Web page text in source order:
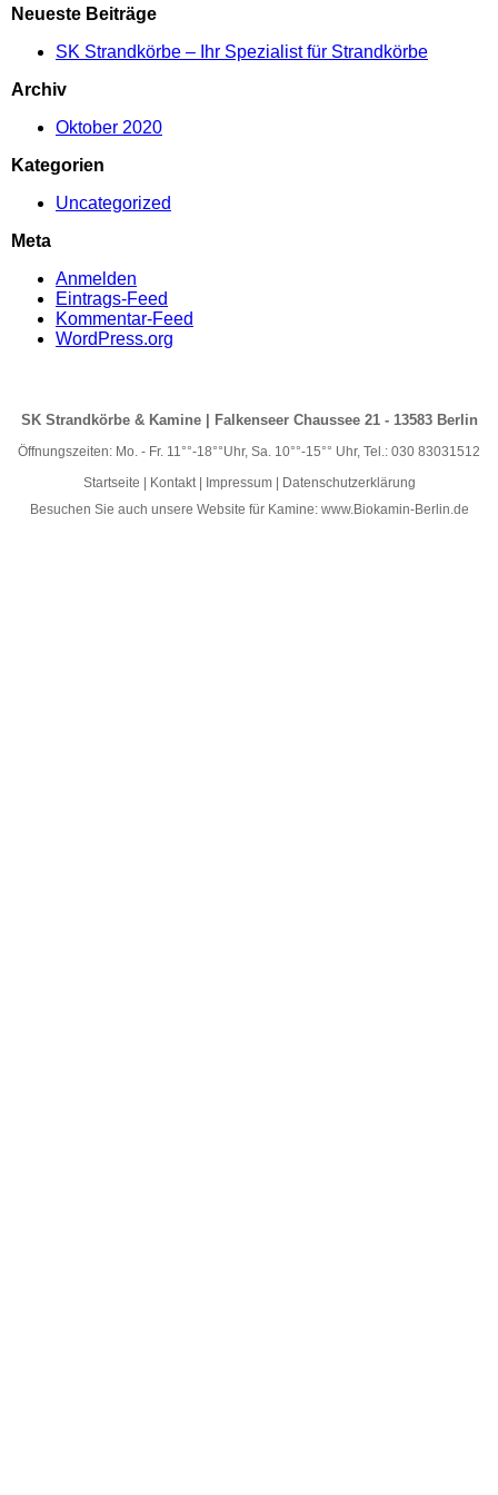
navigation
Neueste Beiträge
SK Strandkörbe – Ihr Spezialist für Strandkörbe
Archiv
Oktober 2020
Kategorien
Uncategorized
Meta
Anmelden
Eintrags-Feed
Kommentar-Feed
WordPress.org
SK Strandkörbe & Kamine | Falkenseer Chaussee 21 - 13583 Berlin
Öffnungszeiten: Mo. - Fr. 11°°-18°°Uhr, Sa. 10°°-15°° Uhr, Tel.: 030 83031512
Startseite
Kontakt| Impressum|
Datenschutzerklärung
Besuchen Sie auch unsere Website für Kamine: www.Biokamin-Berlin.de